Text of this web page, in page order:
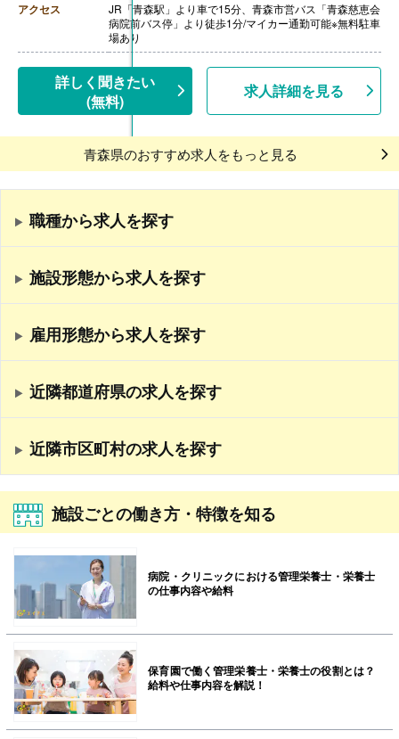
アクセス
JR「青森駅」より車で15分、青森市営バス「青森慈恵会
病院前バス停」より徒歩1分/マイカー通勤可能※無料駐車
場あり
詳しく聞きたい
(無料)
求人詳細を見る
青森県のおすすめ求人をもっと見る
職種から求人を探す
施設形態から求人を探す
雇用形態から求人を探す
近隣都道府県の求人を探す
近隣市区町村の求人を探す
施設ごとの働き方・特徴を知る
病院・クリニックにおける管理栄養士・栄養士
の仕事内容や給料
保育園で働く管理栄養士・栄養士の役割とは？
給料や仕事内容を解説！